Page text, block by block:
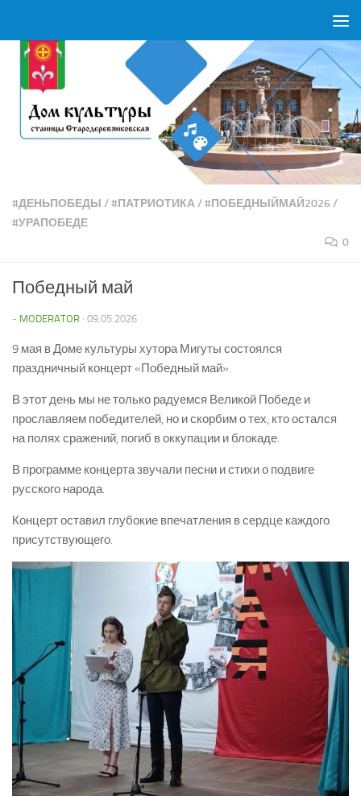
#ДЕНЬПОБЕДЫ /#ПАТРИОТИКА/#ПОБЕДНЫЙМАЙ2026 /
#УРАПОБЕДЕ
0
Победный май
- MODERATOR · 09.05.2026
9 мая в Доме культуры хутора Мигуты состоялся
праздничный концерт «Победный май».
В этот день мы не только радуемся Великой Победе и
прославляем победителей, но и скорбим о тех, кто остался
на полях сражений, погиб в оккупации и блокаде.
В программе концерта звучали песни и стихи о подвиге
русского народа.
Концерт оставил глубокие впечатления в сердце каждого
присутствующего.